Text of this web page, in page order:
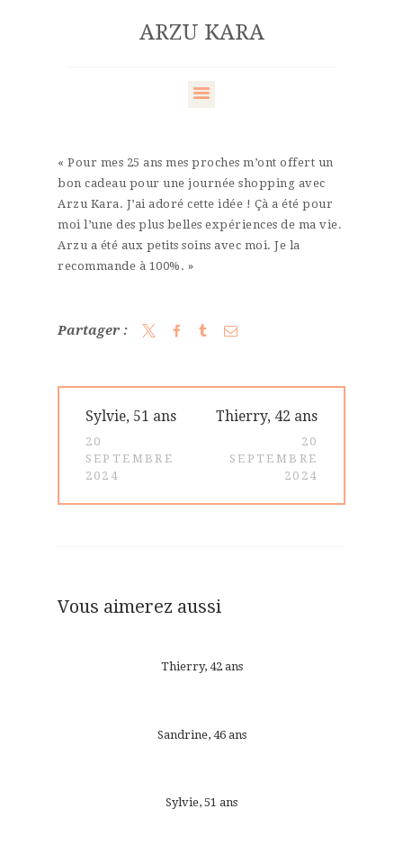
ARZU KARA
SERVICES
LE BLOG
CONTACT
« Pour mes 25 ans mes proches m’ont offert un
bon cadeau pour une journée shopping avec
Arzu Kara. J’ai adoré cette idée ! Çà a été pour
moi l’une des plus belles expériences de ma vie.
Arzu a été aux petits soins avec moi. Je la
recommande à 100%. »
Partager :
l’article
Article
:
Sylvie, 51 ans
20
SEPTEMBRE
2024
Thierry, 42 ans
20
SEPTEMBRE
2024
Vous aimerez aussi
Thierry, 42 ans
Sandrine, 46 ans
Sylvie, 51 ans